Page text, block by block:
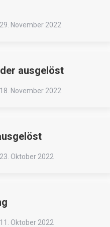
29. November 2022
ausgelöst
18. November 2022
23. Oktober 2022
11. Oktober 2022